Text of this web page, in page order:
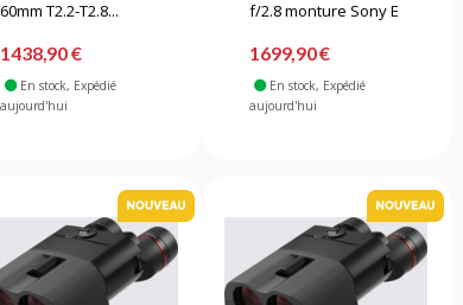
60mm T2.2-T2.8...
1438,90 €
En stock, Expédié
aujourd'hui
f/2.8 monture Sony E
1699,90 €
En stock, Expédié
aujourd'hui